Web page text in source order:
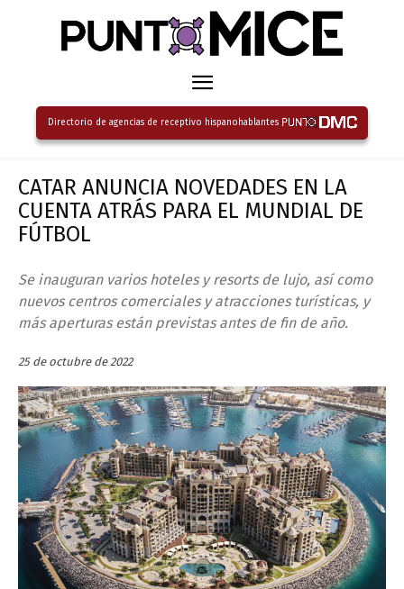
Directorio de agencias de receptivo hispanohablantes
CATAR ANUNCIA NOVEDADES EN LA
CUENTA ATRÁS PARA EL MUNDIAL DE
FÚTBOL
Se inauguran varios hoteles y resorts de lujo, así como
nuevos centros comerciales y atracciones turísticas, y
más aperturas están previstas antes de fin de año.
25 de octubre de 2022